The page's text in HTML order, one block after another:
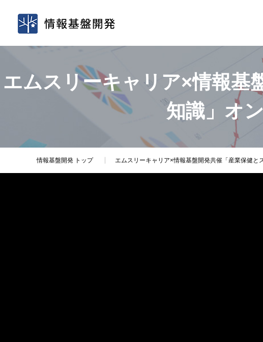
エムスリーキャリア×情報基
知識」オ
情報基盤開発 トップ エムスリーキャリア×情報基盤開発共催「産業保健と